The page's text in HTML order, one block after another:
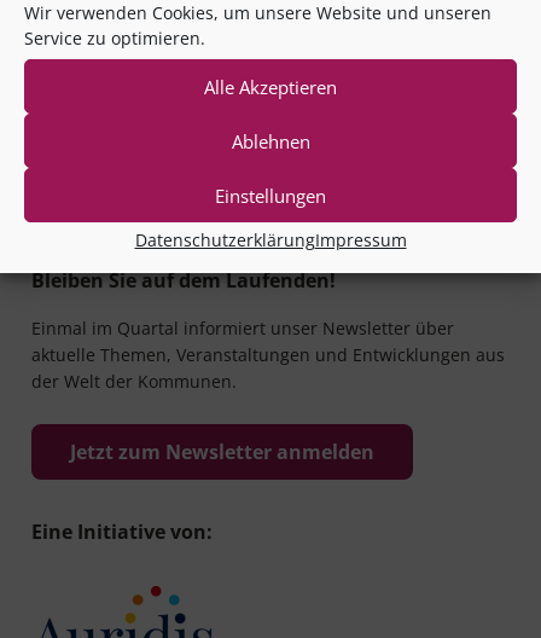
Wir verwenden Cookies, um unsere Website und unseren
Service zu optimieren.
Alle Akzeptieren
Ablehnen
Einstellungen
DatenschutzerklärungImpressum
anna.scheibe@phineo.org
Bleiben Sie auf dem Laufenden!
Einmal im Quartal informiert unser Newsletter über
aktuelle Themen, Veranstaltungen und Entwicklungen aus
der Welt der Kommunen.
Jetzt zum Newsletter anmelden
Eine Initiative von: